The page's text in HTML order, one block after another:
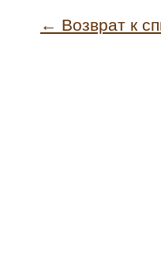
← Возврат к